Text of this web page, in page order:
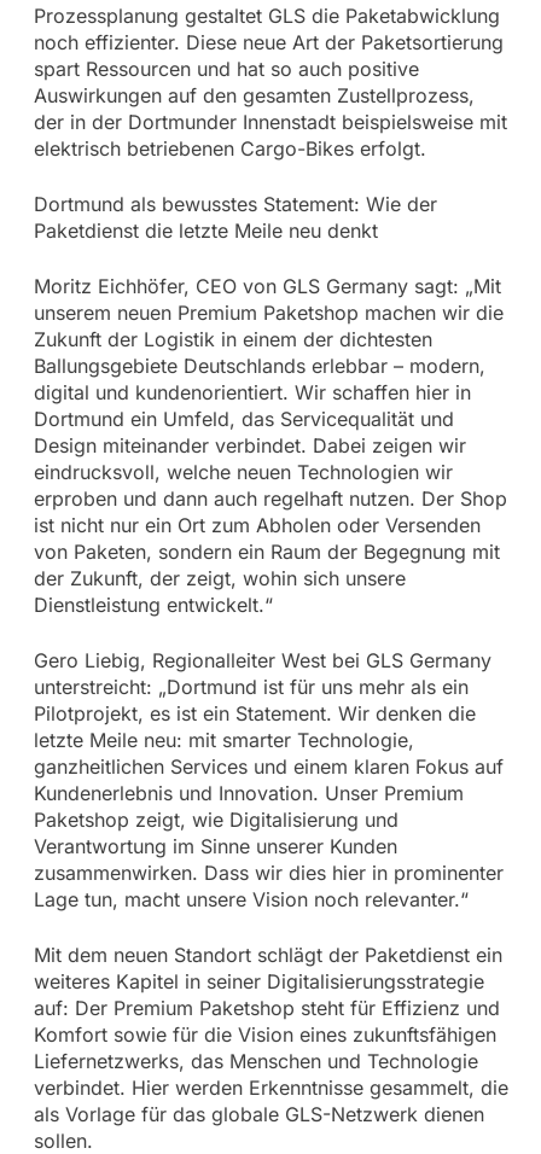
Prozessplanung gestaltet GLS die Paketabwicklung
noch effizienter. Diese neue Art der Paketsortierung
spart Ressourcen und hat so auch positive
Auswirkungen auf den gesamten Zustellprozess,
der in der Dortmunder Innenstadt beispielsweise mit
elektrisch betriebenen Cargo-Bikes erfolgt.
Dortmund als bewusstes Statement: Wie der
Paketdienst die letzte Meile neu denkt
Moritz Eichhöfer, CEO von GLS Germany sagt: „Mit
unserem neuen Premium Paketshop machen wir die
Zukunft der Logistik in einem der dichtesten
Ballungsgebiete Deutschlands erlebbar – modern,
digital und kundenorientiert. Wir schaffen hier in
Dortmund ein Umfeld, das Servicequalität und
Design miteinander verbindet. Dabei zeigen wir
eindrucksvoll, welche neuen Technologien wir
erproben und dann auch regelhaft nutzen. Der Shop
ist nicht nur ein Ort zum Abholen oder Versenden
von Paketen, sondern ein Raum der Begegnung mit
der Zukunft, der zeigt, wohin sich unsere
Dienstleistung entwickelt.“
Gero Liebig, Regionalleiter West bei GLS Germany
unterstreicht: „Dortmund ist für uns mehr als ein
Pilotprojekt, es ist ein Statement. Wir denken die
letzte Meile neu: mit smarter Technologie,
ganzheitlichen Services und einem klaren Fokus auf
Kundenerlebnis und Innovation. Unser Premium
Paketshop zeigt, wie Digitalisierung und
Verantwortung im Sinne unserer Kunden
zusammenwirken. Dass wir dies hier in prominenter
Lage tun, macht unsere Vision noch relevanter.“
Mit dem neuen Standort schlägt der Paketdienst ein
weiteres Kapitel in seiner Digitalisierungsstrategie
auf: Der Premium Paketshop steht für Effizienz und
Komfort sowie für die Vision eines zukunftsfähigen
Liefernetzwerks, das Menschen und Technologie
verbindet. Hier werden Erkenntnisse gesammelt, die
als Vorlage für das globale GLS-Netzwerk dienen
sollen.